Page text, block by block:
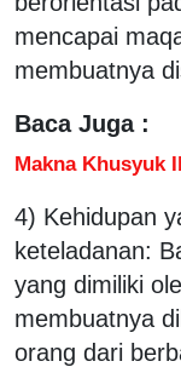
mencapai
membuatnya
Baca Juga :
Makna Khusyuk
4) Kehidupan
keteladanan:
yang dimiliki
membuatnya
orang dari